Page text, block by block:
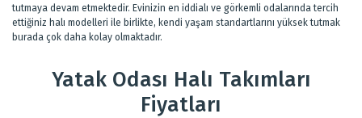
tutmaya devam etmektedir. Evinizin en iddialı ve görkemli odalarında tercih
ettiğiniz halı modelleri ile birlikte, kendi yaşam standartlarını yüksek tutmak
burada çok daha kolay olmaktadır.
Yatak Odası Halı Takımları
Fiyatları